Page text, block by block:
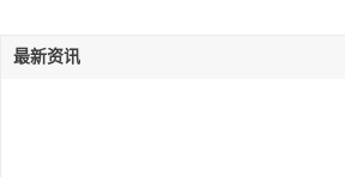
最新资讯